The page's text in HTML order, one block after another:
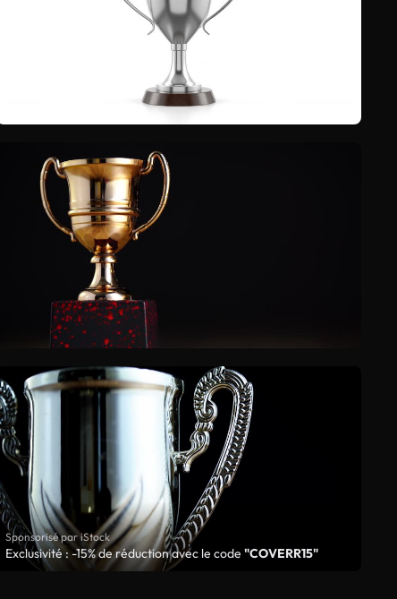
Sponsorisé par iStock
Exclusivité : -15% de réduction avec le code "COVERR15"